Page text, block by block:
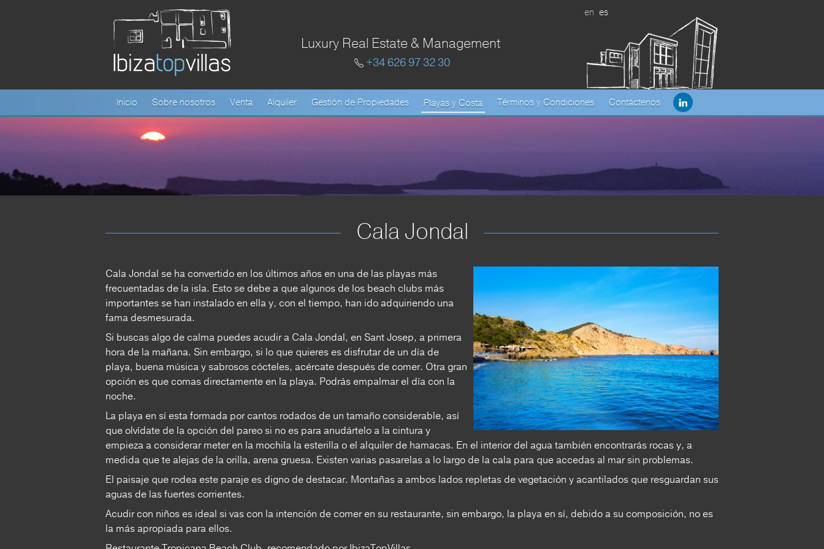
Luxury Real Estate & Management
+34 626 97 32 30
en es
Inicio Sobre nosotros Venta Alquiler Gestión de Propiedades Playas y Costa Términos y Condiciones Contáctenos
Cala Jondal
Cala Jondal se ha convertido en los últimos años en una de las playas más
frecuentadas de la isla. Esto se debe a que algunos de los beach clubs más
importantes se han instalado en ella y, con el tiempo, han ido adquiriendo una
fama desmesurada.
Si buscas algo de calma puedes acudir a Cala Jondal, en Sant Josep, a primera
hora de la mañana. Sin embargo, si lo que quieres es disfrutar de un día de
playa, buena música y sabrosos cócteles, acércate después de comer. Otra gran
opción es que comas directamente en la playa. Podrás empalmar el día con la
noche.
La playa en sí esta formada por cantos rodados de un tamaño considerable, así
que olvídate de la opción del pareo si no es para anudártelo a la cintura y
empieza a considerar meter en la mochila la esterilla o el alquiler de hamacas. En el interior del agua también encontrarás rocas y, a
medida que te alejas de la orilla, arena gruesa. Existen varias pasarelas a lo largo de la cala para que accedas al mar sin problemas.
El paisaje que rodea este paraje es digno de destacar. Montañas a ambos lados repletas de vegetación y acantilados que resguardan sus
aguas de las fuertes corrientes.
Acudir con niños es ideal si vas con la intención de comer en su restaurante, sin embargo, la playa en sí, debido a su composición, no es
la más apropiada para ellos.